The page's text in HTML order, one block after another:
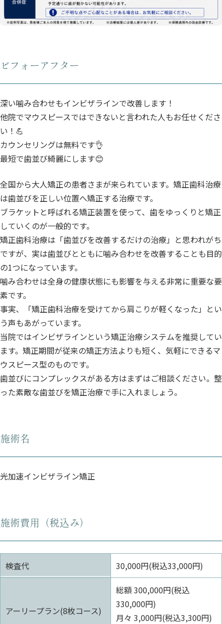
ビフォーアフター
深い噛み合わせもインビザラインで改善します！
他院でマウスピースではできないと言われた人もお任せくださ
い！💪
カウンセリングは無料です👌
最短で歯並び綺麗にします😊
全国から大人矯正の患者さまが来られています。矯正歯科治療
は歯並びを正しい位置へ矯正する治療です。
ブラケットと呼ばれる矯正装置を使って、歯をゆっくりと矯正
していくのが一般的です。
矯正歯科治療は「歯並びを改善するだけの治療」と思われがち
ですが、実は歯並びとともに噛み合わせを改善することも目的
の1つになっています。
噛み合わせは全身の健康状態にも影響を与える非常に重要な要
素です。
事実、「矯正歯科治療を受けてから肩こりが軽くなった」とい
う声もあがっています。
当院ではインビザラインという矯正治療システムを推奨してい
ます。矯正期間が従来の矯正方法よりも短く、気軽にできるマ
ウスピース型のものです。
歯並びにコンプレックスがある方はまずはご相談ください。整
った素敵な歯並びを矯正治療で手に入れましょう。
施術名
光加速インビザライン矯正
施術費用（税込み）
検査代 30,000円(税込33,000円)
アーリープラン(8枚コース)
総額 300,000円(税込
330,000円)
月々 3,000円(税込3,300円)